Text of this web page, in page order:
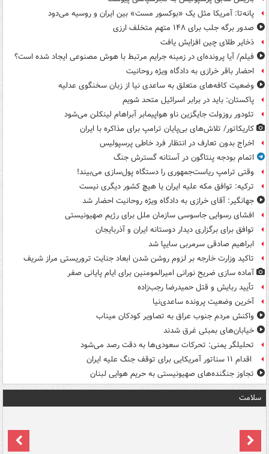
پانه‌تا: آمریکا مثل یک «بوکسور مست» بین ایران و روسیه می‌دود
صدور برگه جلب برای ۱۴۸ متهم متخلف ارزی
ذخایر طلای چین افزایش یافت
فیلم/ آیا پرونده‌ای در زمینه جرایم مرتبط با هوش مصنوعی ایجاد شده است؟
احضار باقر خرازی به دادگاه ویژه روحانیت
وضعیت کافه‌های متعلق به ساعدی نیا از زبان سخنگوی عدلیه
پاکستان: باید در برابر اسرائیل متحد شویم
تئودور روزولت جایگزین ناو هواپیمابر آبراهام لینکلن می‌شود
کاریکاتور/ تلاش‌های بی‌پایان ترامپ برای مذاکره با ایران
اخراج بدون تعارف در انتظار فرد خاطی پرسپولیس
اتمام بودجه پنتاگون در آستانه گسترش جنگ
وقتی ترامپ ریاست‌جمهوری را دستگاه پول‌سازی می‌بیند!
ترکیه: توافق مکه علیه ایران یا هیچ کشور دیگری نیست
جهانگیر: آقای خرازی به دادگاه ویژه روحانیت احضار شد
افشای رسوایی جاسوسی سازمان ملل برای رژیم صهیونیستی
توافق برای برگزاری دیدار دوستانه ایران و آذربایجان
ابراهیم صادقی سرمربی سایپا شد
تاکید وزارت خارجه بر لزوم روشن شدن ابعاد جنایت تروریستی مراز شریف
آماده سازی ضریح نورانی امیرالمومنین برای ایام پایانی صفر
تأیید ربایش و قتل حمیدرضا رجب‌زاده
آخرین وضعیت پرونده ساعدی‌نیا
واکنش مردم جنوب عراق به تصاویر کودکان میناب
خیابان‌های بمبئی غرق شدند
تحلیلگر یمنی: تحرکات سعودی‌ها به دقت رصد می‌شود
اقدام ۱۱ سناتور آمریکایی برای توقف جنگ علیه ایران
تجاوز جنگنده‌های صهیونیستی به حریم هوایی لبنان
سلامت